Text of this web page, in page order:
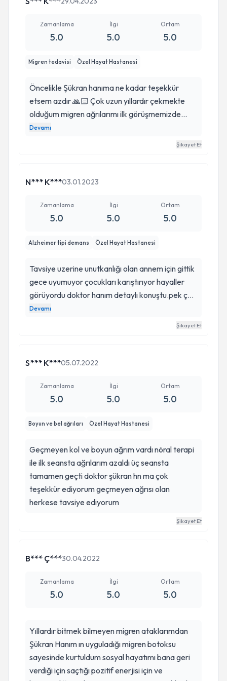
teşhis ve tedaviyle ilgili çok güzel aydınlatıyor
alanında en iyisi diyebilirim
Zamanlama
5.0
İlgi
5.0
Ortam
5.0
Migren tedavisi Özel Hayat Hastanesi
Öncelikle Şükran hanıma ne kadar teşekkür
etsem azdır 🙏🏻 Çok uzun yıllardır çekmekte
olduğum migren ağrılarımı ilk görüşmemizde
koyduğu teşhis ve verdiği ilaç tedavisi ile çok aza
indirmeyi başardı. Hayat konforumu inanılmaz
sonuna kadar da kendisi ile devam etmeyi
değil aynı zamanda Güler yüzü , açıklayıcı ve
pozitif yaklaşımı ile doktor hanım gerçekten
ederim herşey için , iyi ki varsınız 🙏🏻
Devamı
Şikayet Et
N*** K***03.01.2023
Zamanlama
5.0
İlgi
5.0
Ortam
5.0
Alzheimer tipi demans Özel Hayat Hastanesi
Tavsiye uzerine unutkanlığı olan annem için gittik
gece uyumuyor çocukları karıştırıyor hayaller
görüyordu doktor hanım detaylı konuştu.pek çok
test yaptı unutkanlığınin düzeyini belirledi.
Hastalığın seyri konusunda bilgilendirdi verdiği
unutkanlıklari azaldı Allah razı olsun çok teşekkür
Devamı
Şikayet Et
S*** K***05.07.2022
Zamanlama
5.0
İlgi
5.0
Ortam
5.0
Boyun ve bel ağrıları Özel Hayat Hastanesi
Geçmeyen kol ve boyun ağrım vardı nöral terapi
ile ilk seansta ağrılarım azaldı üç seansta
tamamen geçti doktor şükran hn ma çok
teşekkür ediyorum geçmeyen ağrısı olan
herkese tavsiye ediyorum
Şikayet Et
B*** Ç***30.04.2022
Zamanlama
5.0
İlgi
5.0
Ortam
5.0
Yıllardır bitmek bilmeyen migren ataklarımdan
Şükran Hanım ın uyguladığı migren botoksu
sayesinde kurtuldum sosyal hayatımı bana geri
verdiği için saçtığı pozitif enerjisi için ve